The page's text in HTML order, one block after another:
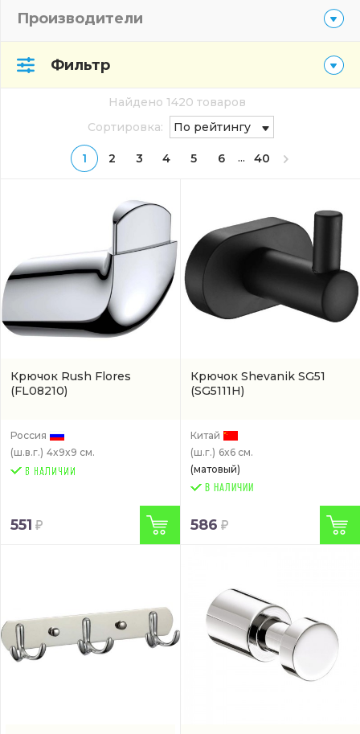
Производители
Фильтр
Найдено 1420 товаров
1 2 3 4 5 6 ... 40
Сортировка: По рейтингу
Крючок Rush Flores
(FL08210)
Россия
(ш.в.г.) 4x9x9 см.
551
Крючок Shevanik SG51
(SG5111H)
Китай
(ш.г.) 6x6 см.
(матовый)
В НАЛИЧИИ
586